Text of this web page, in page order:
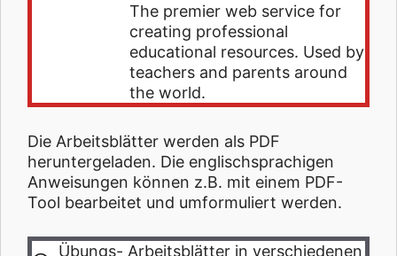
The premier web service for
creating professional
educational resources. Used by
teachers and parents around
the world.
Die Arbeitsblätter werden als PDF
heruntergeladen. Die englischsprachigen
Anweisungen können z.B. mit einem PDF-
Tool bearbeitet und umformuliert werden.
Übungs- Arbeitsblätter in verschiedenen